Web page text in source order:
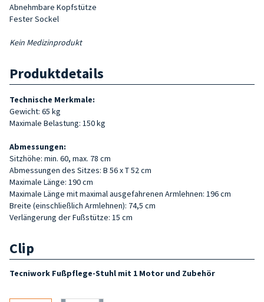
Abnehmbare Kopfstütze
Fester Sockel
Kein Medizinprodukt
Produktdetails
Technische Merkmale:
Gewicht: 65 kg
Maximale Belastung: 150 kg
Abmessungen:
Sitzhöhe: min. 60, max. 78 cm
Abmessungen des Sitzes: B 56 x T 52 cm
Maximale Länge: 190 cm
Maximale Länge mit maximal ausgefahrenen Armlehnen: 196 cm
Breite (einschließlich Armlehnen): 74,5 cm
Verlängerung der Fußstütze: 15 cm
Clip
Tecniwork Fußpflege-Stuhl mit 1 Motor und Zubehör